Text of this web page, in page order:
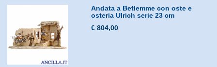
Andata a Betlemme con oste e
osteria Ulrich serie 23 cm
€ 804,00